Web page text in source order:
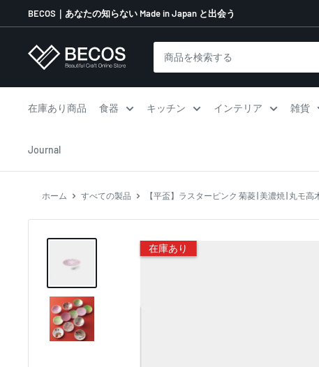
ン
プ
BECOS｜あなたの知らない Made in Japan と出会う
伝
工
芸
な
在庫あり商品 食器 キッチン インテリア 雑貨
Journal
ホーム すべての製品 【平盃】ラスターピンク 菊菱 | 美濃焼 | 丸モ高
在庫あり